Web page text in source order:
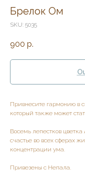
Брелок Ом
SKU: 5035
900 р.
Привнесите гармонию в
который также может
Восемь лепестков
счастье во всех сферах
концентрации ума.
Привезены с Непала.